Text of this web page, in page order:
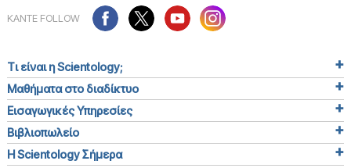
ΚΑΝΤΕ FOLLOW
Τι είναι η Scientology;
Μαθήματα στο διαδίκτυο
Εισαγωγικές Υπηρεσίες
Βιβλιοπωλείο
Η Scientology Σήμερα